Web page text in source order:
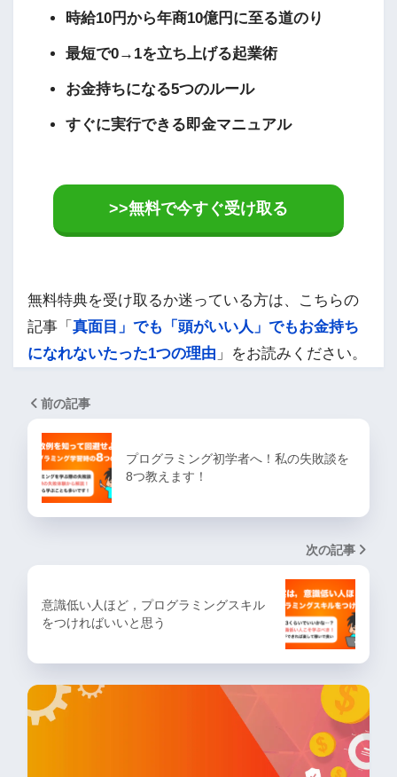
時給10円から年商10億円に至る道のり
最短で0→1を立ち上げる起業術
お金持ちになる5つのルール
すぐに実行できる即金マニュアル
>>無料で今すぐ受け取る
無料特典を受け取るか迷っている方は、こちらの
記事「 真面目」でも「頭がいい人」でもお金持ち
になれないたった1つの理由 」をお読みください。
前の記事
プログラミング初学者へ！私の失敗談を
8つ教えます！
次の記事
意識低い人ほど，プログラミングスキル
をつければいいと思う